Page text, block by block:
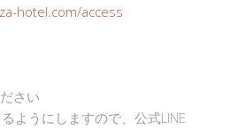
hotel.com/access
さい
ようにしますので、公式LINE